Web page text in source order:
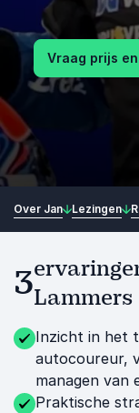
Vraag prijs
Over Jan Lezingen
3Lammers
Inzicht in het
autocoureur,
managen van
Praktische